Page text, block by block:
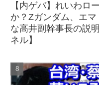
【内ゲバ】れいわロ
か？Zガンダム、エ
な高井副幹事長の説
ネル】